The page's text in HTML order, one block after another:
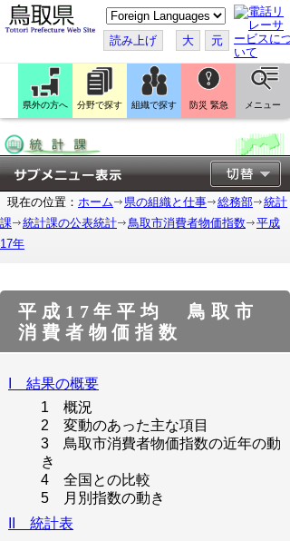
こ
の
ペ
ー
ジ
翻
訳
す
読み上げ 大 元
県外の方へ 分野で探す 組織で探す 防災 緊急 メニュー
現在の位置： ホーム 県の組織と仕事 総務部
統計
課
統計課の公表統計 鳥取市消費者物価指数
平成
17年
平成17年平均 鳥取市
消費者物価指数
I 結果の概要
1 概況
2 変動のあった主な項目
3 鳥取市消費者物価指数の近年の動
き
4 全国との比較
5 月別指数の動き
II 統計表